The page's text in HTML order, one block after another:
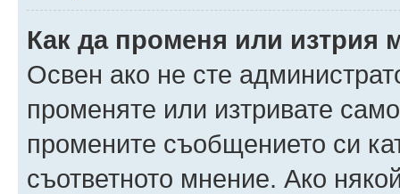
Как да променя или изтрия
Освен ако не сте
променяте или изтривате
промените съобщението си
съответното мнение. Ако